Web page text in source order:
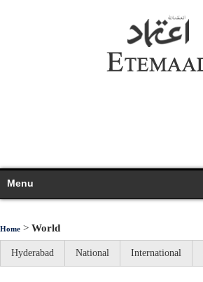
Menu
Home > World
Hyderabad National International